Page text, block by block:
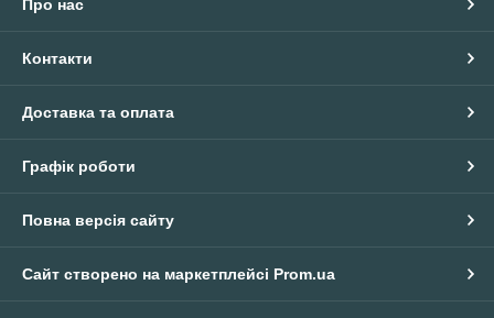
Про нас
Контакти
Доставка та оплата
Графік роботи
Повна версія сайту
Сайт створено на маркетплейсі Prom.ua